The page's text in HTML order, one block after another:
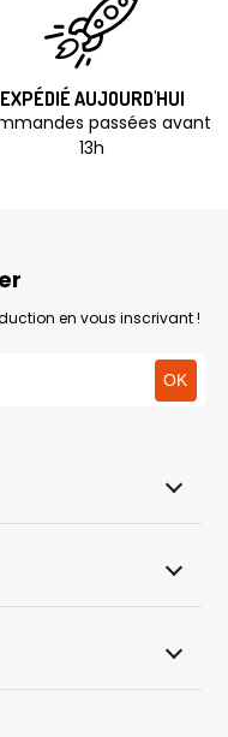
EXPÉDIÉ AUJOURD'HUI
passées avant
13h
en vous inscrivant !